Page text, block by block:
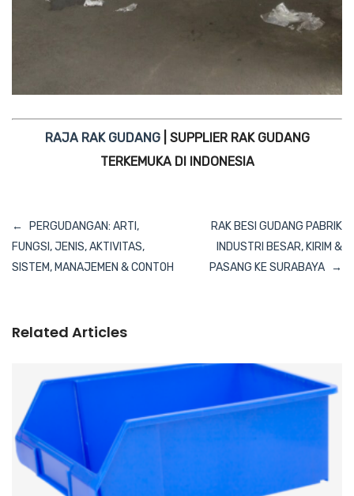
RAJA RAK GUDANG| SUPPLIER RAK GUDANG
TERKEMUKA DI INDONESIA
Navigasi
pos
PERGUDANGAN: ARTI,
FUNGSI, JENIS, AKTIVITAS,
SISTEM, MANAJEMEN & CONTOH
RAK BESI GUDANG PABRIK
INDUSTRI BESAR, KIRIM &
PASANG KE SURABAYA
Related Articles